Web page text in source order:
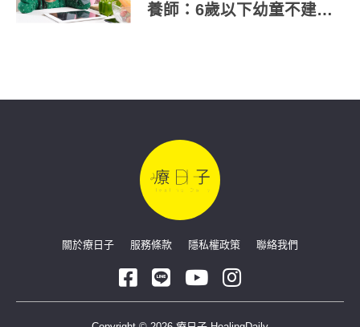
養師：6歲以下幼童不建
關於療日子 服務條款 隱私權政策 聯絡我們